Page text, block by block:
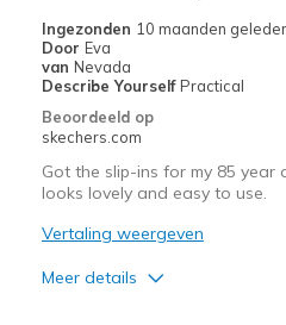
Ingezonden 10 maanden
Door Eva
van Nevada
Describe Yourself Practical
Beoordeeld op
skechers.com
Got the slip-ins for my 85 year
looks lovely and easy to use.
Vertaling weergeven
Meer details